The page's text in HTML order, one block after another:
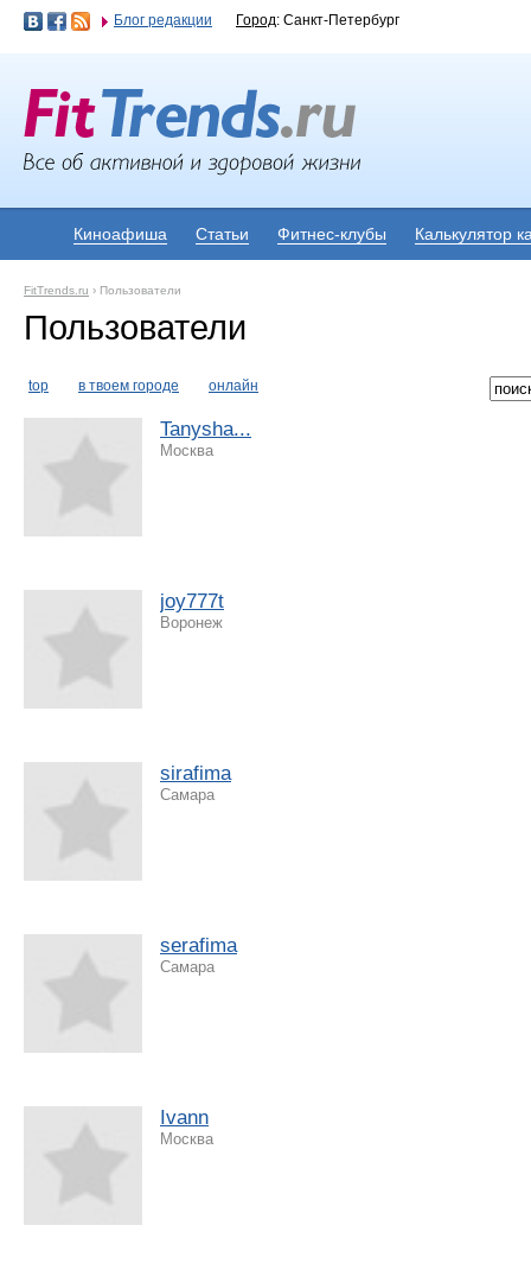
Блог редакции Город: Санкт-Петербург
Киноафиша Статьи Фитнес-клубы Калькулятор
FitTrends.ru › Пользователи
Пользователи
top в твоем городе онлайн
Tanysha...
Москва
joy777t
Воронеж
sirafima
Самара
serafima
Самара
Ivann
Москва